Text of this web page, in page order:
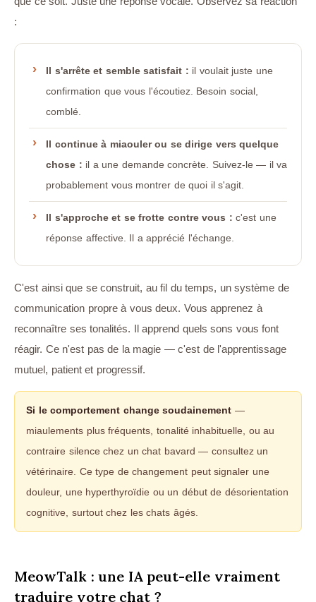
:
Il s'arrête et semble satisfait : il voulait juste une
confirmation que vous l'écoutiez. Besoin social,
comblé.
Il continue à miaouler ou se dirige vers quelque
chose : il a une demande concrète. Suivez-le — il va
probablement vous montrer de quoi il s'agit.
Il s'approche et se frotte contre vous : c'est une
réponse affective. Il a apprécié l'échange.
C'est ainsi que se construit, au fil du temps, un système de
communication propre à vous deux. Vous apprenez à
reconnaître ses tonalités. Il apprend quels sons vous font
réagir. Ce n'est pas de la magie — c'est de l'apprentissage
mutuel, patient et progressif.
Si le comportement change soudainement —
miaulements plus fréquents, tonalité inhabituelle, ou au
contraire silence chez un chat bavard — consultez un
vétérinaire. Ce type de changement peut signaler une
douleur, une hyperthyroïdie ou un début de désorientation
cognitive, surtout chez les chats âgés.
MeowTalk : une IA peut-elle vraiment
traduire votre chat ?